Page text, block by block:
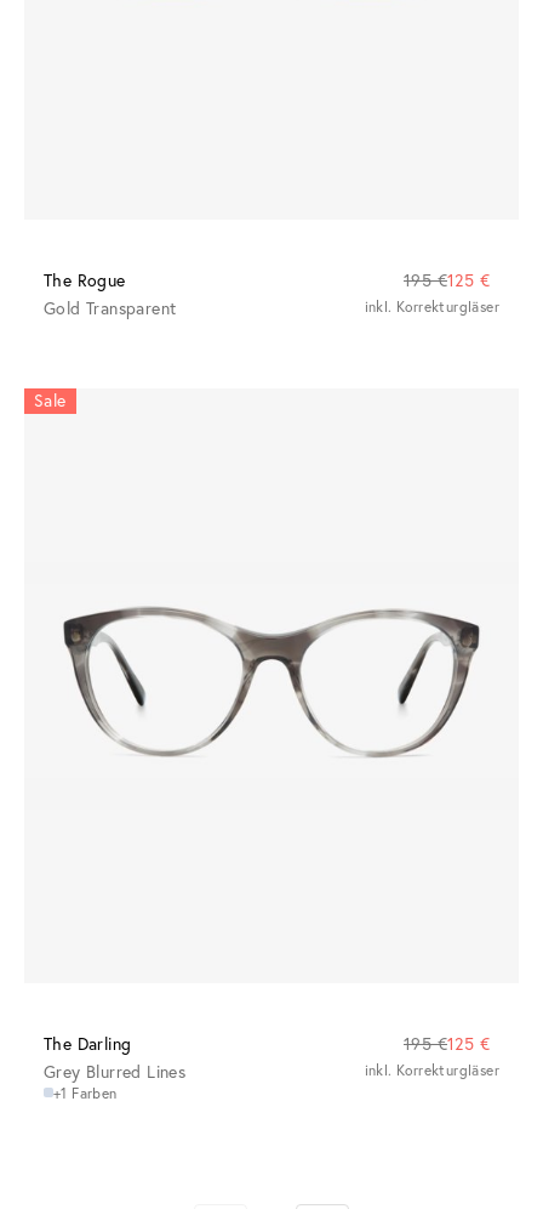
The Rogue 195 €125 €
Gold Transparent
inkl. Korrekturgläser
Sale
The Darling 195 €125 €
Grey Blurred Lines
+1 Farben
inkl. Korrekturgläser